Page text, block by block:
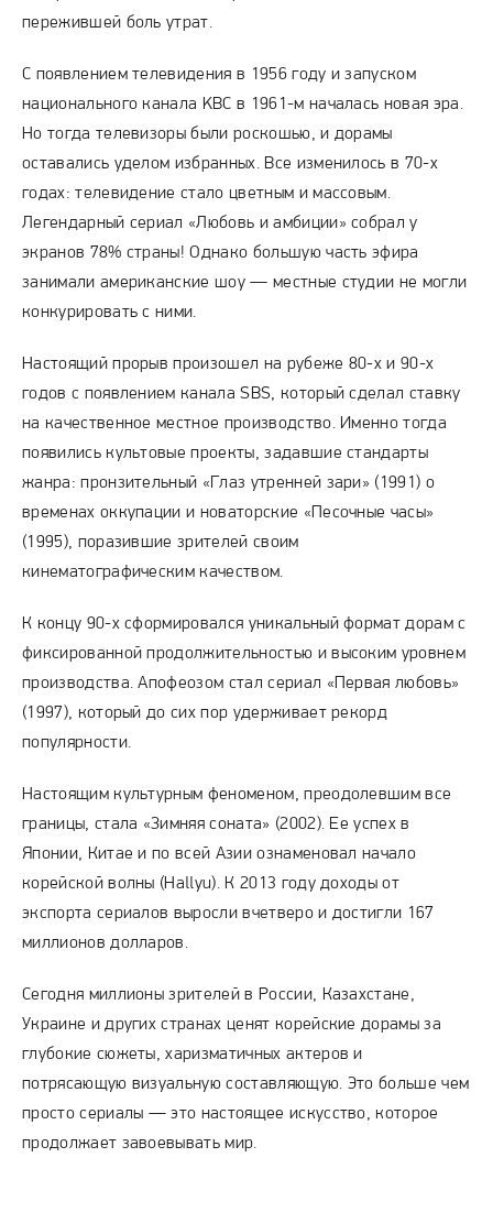
пережившей боль утрат.
С появлением телевидения в 1956 году и запуском
национального канала KBC в 1961-м началась новая эра.
Но тогда телевизоры были роскошью, и дорамы
оставались уделом избранных. Все изменилось в 70-х
годах: телевидение стало цветным и массовым.
Легендарный сериал «Любовь и амбиции» собрал у
экранов 78% страны! Однако большую часть эфира
занимали американские шоу — местные студии не могли
конкурировать с ними.
Настоящий прорыв произошел на рубеже 80-х и 90-х
годов с появлением канала SBS, который сделал ставку
на качественное местное производство. Именно тогда
появились культовые проекты, задавшие стандарты
жанра: пронзительный «Глаз утренней зари» (1991) о
временах оккупации и новаторские «Песочные часы»
(1995), поразившие зрителей своим
кинематографическим качеством.
К концу 90-х сформировался уникальный формат дорам с
фиксированной продолжительностью и высоким уровнем
производства. Апофеозом стал сериал «Первая любовь»
(1997), который до сих пор удерживает рекорд
популярности.
Настоящим культурным феноменом, преодолевшим все
границы, стала «Зимняя соната» (2002). Ее успех в
Японии, Китае и по всей Азии ознаменовал начало
корейской волны (Hallyu). К 2013 году доходы от
экспорта сериалов выросли вчетверо и достигли 167
миллионов долларов.
Сегодня миллионы зрителей в России, Казахстане,
Украине и других странах ценят корейские дорамы за
глубокие сюжеты, харизматичных актеров и
потрясающую визуальную составляющую. Это больше чем
просто сериалы — это настоящее искусство, которое
продолжает завоевывать мир.